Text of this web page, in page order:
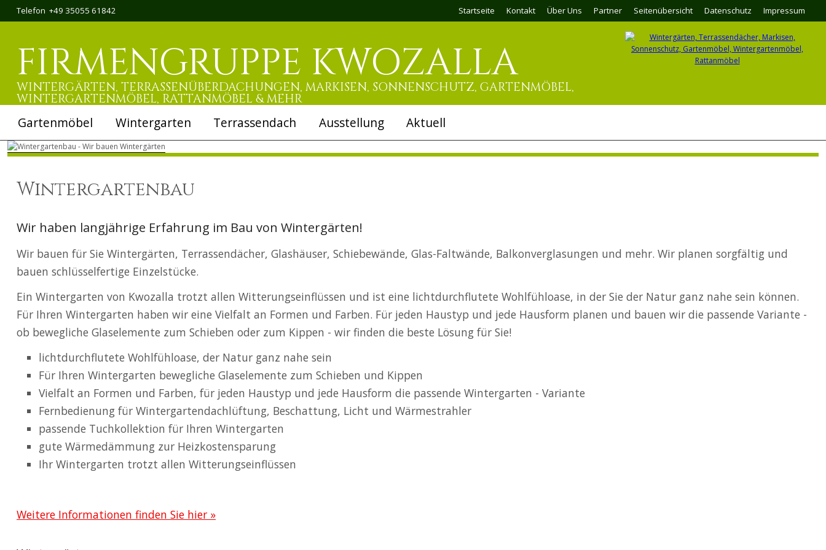
Telefon +49 35055 61842 Startseite Kontakt Über Uns Partner Seitenübersicht Datenschutz Impressum
FIRMENGRUPPE KWOZALLA
WINTERGÄRTEN, TERRASSENÜBERDACHUNGEN, MARKISEN, SONNENSCHUTZ, GARTENMÖBEL,
WINTERGARTENMÖBEL, RATTANMÖBEL & MEHR
Navigation
überspringen
Gartenmöbel Wintergarten Terrassendach Ausstellung Aktuell
Wintergartenbau
Wir haben langjährige Erfahrung im Bau von Wintergärten!
Wir bauen für Sie Wintergärten, Terrassendächer, Glashäuser, Schiebewände, Glas-Faltwände, Balkonverglasungen und mehr. Wir planen sorgfältig und
bauen schlüsselfertige Einzelstücke.
Ein Wintergarten von Kwozalla trotzt allen Witterungseinflüssen und ist eine lichtdurchflutete Wohlfühloase, in der Sie der Natur ganz nahe sein können.
Für Ihren Wintergarten haben wir eine Vielfalt an Formen und Farben. Für jeden Haustyp und jede Hausform planen und bauen wir die passende Variante -
ob bewegliche Glaselemente zum Schieben oder zum Kippen - wir finden die beste Lösung für Sie!
lichtdurchflutete Wohlfühloase, der Natur ganz nahe sein
Für Ihren Wintergarten bewegliche Glaselemente zum Schieben und Kippen
Vielfalt an Formen und Farben, für jeden Haustyp und jede Hausform die passende Wintergarten - Variante
Fernbedienung für Wintergartendachlüftung, Beschattung, Licht und Wärmestrahler
passende Tuchkollektion für Ihren Wintergarten
gute Wärmedämmung zur Heizkostensparung
Ihr Wintergarten trotzt allen Witterungseinflüssen
Weitere Informationen finden Sie hier »
Search